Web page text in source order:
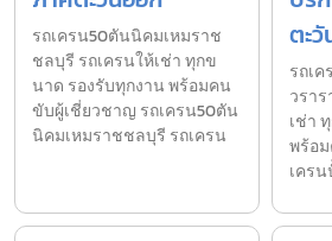
รถเครน50ตันนิคมเหมราช
ชลบุรี รถเครนให้เช่า ทุกข
นาด รองรับทุกงาน พร้อมคน
ขับผู้เชี่ยวชาญ รถเครน50ตัน
นิคมเหมราชชลบุรี รถเครน
ตะ
รถเ
วรา
เช่า
พร้อ
เคร